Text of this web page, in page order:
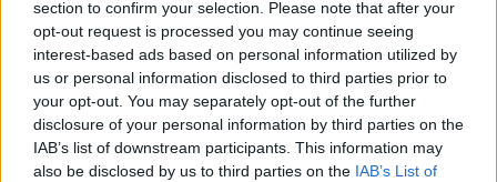
section to confirm your selection. Please note that after your
opt-out request is processed you may continue seeing
interest-based ads based on personal information utilized by
us or personal information disclosed to third parties prior to
your opt-out. You may separately opt-out of the further
disclosure of your personal information by third parties on the
IAB’s list of downstream participants. This information may
also be disclosed by us to third parties on the IAB’s List of